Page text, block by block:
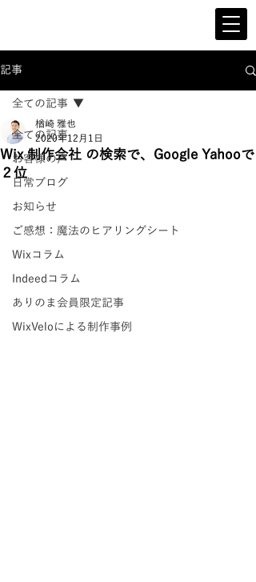
記事
全ての記事
お客様の声
日常ブログ
お知らせ
ご感想：魔法のヒアリングシート
Wixコラム
Indeedコラム
ありのま会員限定記事
WixVeloによる制作事例
全ての記事
Wix 制作会社 の検索で、Google Yahooで
２位
楢崎 雅也
2020年12月1日